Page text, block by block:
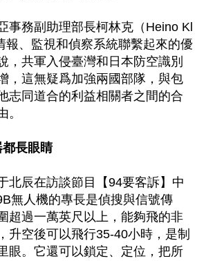
事務副助理部長柯林克（Heino Kl
報、監視和偵察系統聯繫起來的優
，共軍入侵臺灣和日本防空識別
，這無疑爲加強兩國部隊，與包
志同道合的利益相關者之間的合
。
都長眼睛
北辰在訪談節目【94要客訴】中
無人機的專長是偵搜與信號傳
超過一萬英尺以上，能夠飛的非
升空後可以飛行35-40小時，是制
眼。它還可以鎖定、定位，把所